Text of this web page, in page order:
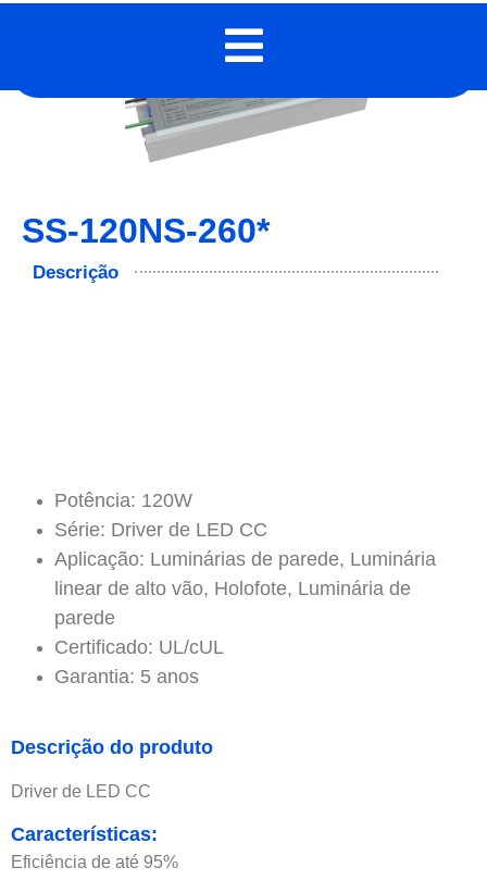
SS-120NS-260*
Descrição
Potência: 120W
Série: Driver de LED CC
Aplicação: Luminárias de parede, Luminária
linear de alto vão, Holofote, Luminária de
parede
Certificado: UL/cUL
Garantia: 5 anos
Descrição do produto
Driver de LED CC
Características:
Eficiência de até 95%